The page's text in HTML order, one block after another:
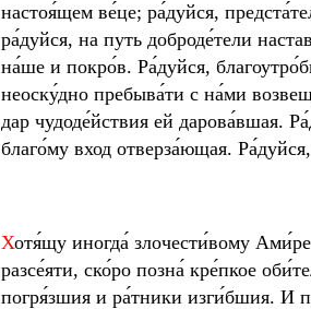
настоя́щем ве́це; ра́дуйся,
ра́дуйся, на путь доброде́тели
на́ше и покро́в. Ра́дуйся,
неоску́дно пребыва́ти с на́ми
дар чудоде́йствия ей дарова́вшая.
благо́му вход отверза́ющая.
Хотя́щу иногда́ злочести́вому
разсе́яти, ско́ро позна́ кре́пкое
погря́зшия и ра́тники изги́бшия. И